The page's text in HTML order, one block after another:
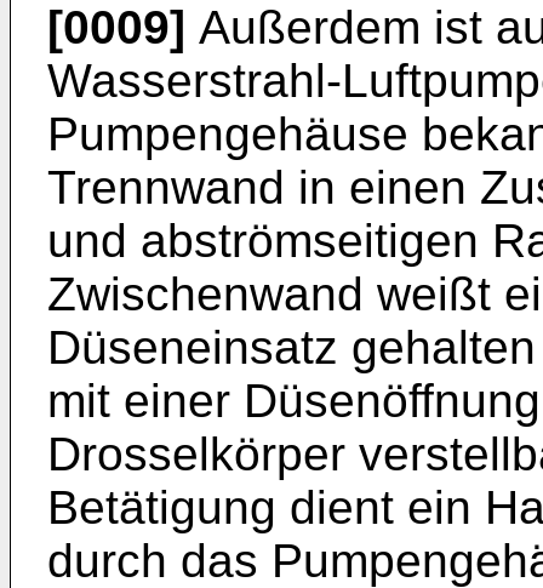
[0009] Außerdem ist
Wasserstrahl-
Pumpengehäuse
Trennwand in einen
und abströmseitigen
Zwischenwand weißt
Düseneinsatz
mit einer
Drosselkörper
Betätigung dient ein
durch das